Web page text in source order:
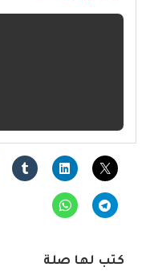
كتب لها صلة